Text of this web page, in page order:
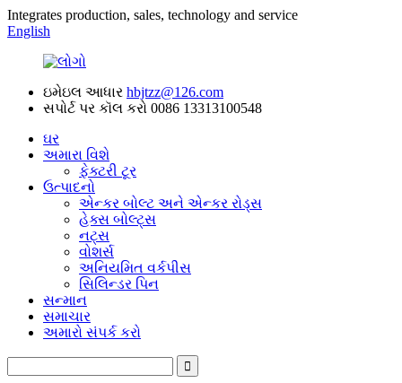
Integrates production, sales, technology and service
English
ઇમેઇલ આધાર hbjtzz@126.com
સપોર્ટ પર કૉલ કરો 0086 13313100548
ઘર
અમારા વિશે
ફેક્ટરી ટૂર
ઉત્પાદનો
એન્કર બોલ્ટ અને એન્કર રોડ્સ
હેક્સ બોલ્ટ્સ
નટ્સ
વોશર્સ
અનિયમિત વર્કપીસ
સિલિન્ડર પિન
સન્માન
સમાચાર
અમારો સંપર્ક કરો